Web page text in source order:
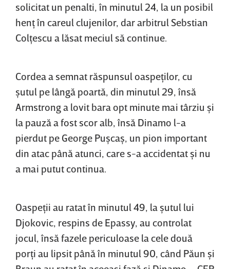
solicitat un penalti, în minutul 24, la un posibil
henţ în careul clujenilor, dar arbitrul Sebstian
Colţescu a lăsat meciul să continue.
Cordea a semnat răspunsul oaspeţilor, cu
şutul pe lângă poartă, din minutul 29, însă
Armstrong a lovit bara opt minute mai târziu şi
la pauză a fost scor alb, însă Dinamo l-a
pierdut pe George Puşcaş, un pion important
din atac până atunci, care s-a accidentat şi nu
a mai putut continua.
Oaspeţii au ratat în minutul 49, la şutul lui
Djokovic, respins de Epassy, au controlat
jocul, însă fazele periculoase la cele două
porţi au lipsit până în minutul 90, când Păun şi